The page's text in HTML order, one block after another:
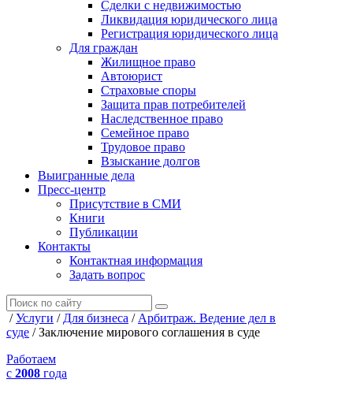
Сделки с недвижимостью
Ликвидация юридического лица
Регистрация юридического лица
Для граждан
Жилищное право
Автоюрист
Страховые споры
Защита прав потребителей
Наследственное право
Семейное право
Трудовое право
Взыскание долгов
Выигранные дела
Пресс-центр
Присутствие в СМИ
Книги
Публикации
Контакты
Контактная информация
Задать вопрос
/Услуги / Для бизнеса / Арбитраж. Ведение дел в
суде /Заключение мирового соглашения в суде
Работаем
с 2008 года